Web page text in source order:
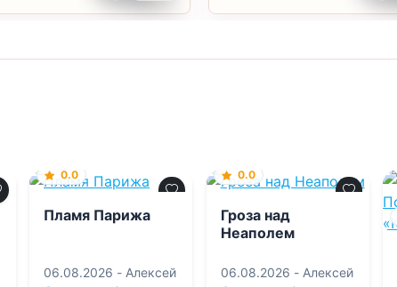
0.0
Пламя Парижа
06.08.2026 - Алексей
0.0
Гроза над
Неаполем
06.08.2026 - Алексей